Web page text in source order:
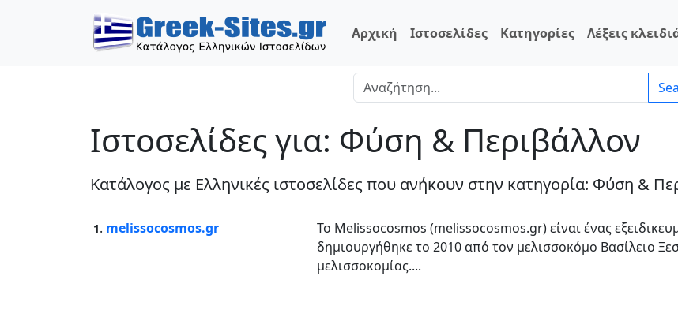
Αρχική Ιστοσελίδες Κατηγορίες Λέξεις
Ιστοσελίδες για: Φύση & Περιβάλλον
Κατάλογος με Ελληνικές ιστοσελίδες που ανήκουν στην κατηγορία: Φύση &
1. melissocosmos.gr
Το Melissocosmos (melissocosmos.gr) είναι ένας
δημιουργήθηκε το 2010 από τον μελισσοκόμο Βασίλειο
μελισσοκομίας....